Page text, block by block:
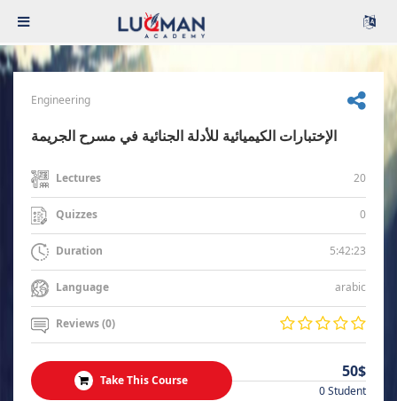
Engineering
الإختبارات الكيميائية للأدلة الجنائية في مسرح الجريمة
Lectures 20
Quizzes 0
Duration 5:42:23
Language arabic
Reviews (0)
Take This Course 50$
0 Student